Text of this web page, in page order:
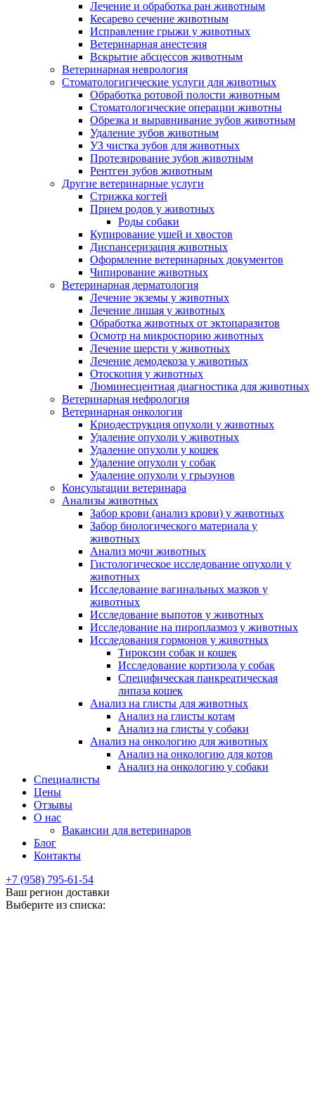
Лечение и обработка ран животным
Кесарево сечение животным
Исправление грыжи у животных
Ветеринарная анестезия
Вскрытие абсцессов животным
Ветеринарная неврология
Стоматологигические услуги для животных
Обработка ротовой полости животным
Стоматологические операции животны
Обрезка и выравнивание зубов животным
Удаление зубов животным
УЗ чистка зубов для животных
Протезирование зубов животным
Рентген зубов животным
Другие ветеринарные услуги
Стрижка когтей
Прием родов у животных
Роды собаки
Купирование ушей и хвостов
Диспансеризация животных
Оформление ветеринарных документов
Чипирование животных
Ветеринарная дерматология
Лечение экземы у животных
Лечение лишая у животных
Обработка животных от эктопаразитов
Осмотр на микроспорию животных
Лечение шерсти у животных
Лечение демодекоза у животных
Отоскопия у животных
Люминесцентная диагностика для животных
Ветеринарная нефрология
Ветеринарная онкология
Криодеструкция опухоли у животных
Удаление опухоли у животных
Удаление опухоли у кошек
Удаление опухоли у собак
Удаление опухоли у грызунов
Консультации ветеринара
Анализы животных
Забор крови (анализ крови) у животных
Забор биологического материала у
животных
Анализ мочи животных
Гистологическое исследование опухоли у
животных
Исследование вагинальных мазков у
животных
Исследование выпотов у животных
Исследование на пироплазмоз у животных
Исследования гормонов у животных
Тироксин собак и кошек
Исследование кортизола у собак
Специфическая панкреатическая
липаза кошек
Анализ на глисты для животных
Анализ на глисты котам
Анализ на глисты у собаки
Анализ на онкологию для животных
Анализ на онкологию для котов
Анализ на онкологию у собаки
Специалисты
Цены
Отзывы
О нас
Вакансии для ветеринаров
Блог
Контакты
+7 (958) 795-61-54
Ваш регион доставки
Выберите из списка: